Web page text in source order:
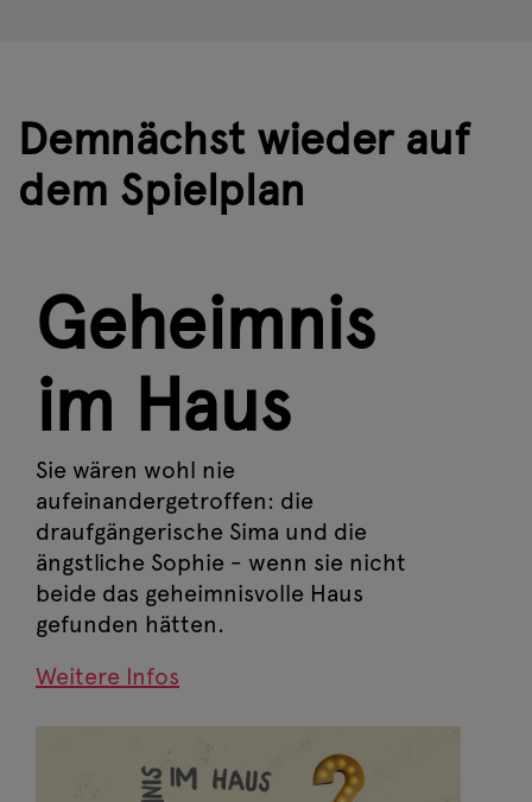
Demnächst wieder auf
dem Spielplan
Geheimnis
im Haus
Sie wären wohl nie
aufeinandergetroffen: die
draufgängerische Sima und die
ängstliche Sophie - wenn sie nicht
beide das geheimnisvolle Haus
gefunden hätten.
Weitere Infos